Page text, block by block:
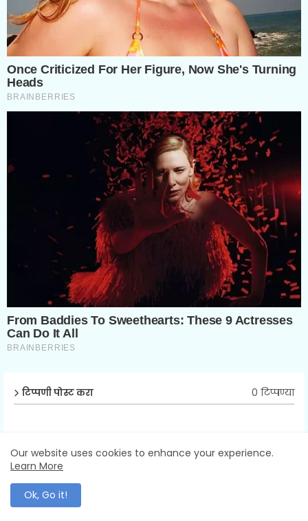
टिप्पणी पोस्ट करा 0 टिप्पण्या
टिप्पणी पोस्ट करा (0)
Our website uses cookies to enhance your experience.
Learn More
Ok, Go it!